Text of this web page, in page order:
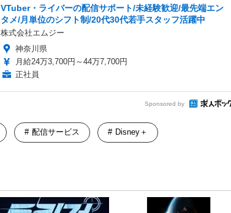
VTuber・ライバーの配信サポート/未経験歓迎/最先端エン
タメ/月単位のシフト制/20代30代若手スタッフ活躍中
株式会社エムジー
神奈川県
月給24万3,700円～44万7,700円
正社員
Sponsored by
配信サービス Disney＋